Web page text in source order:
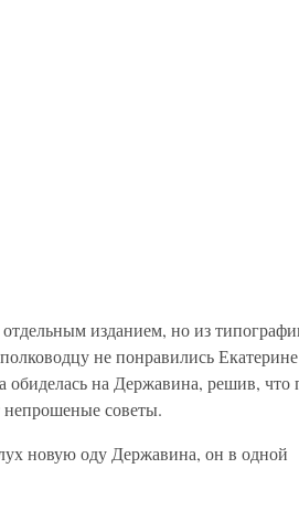
изданием, но из
не понравились
обиделась на Державина, решив, что
непрошеные советы.
новую оду Державина, он в одной